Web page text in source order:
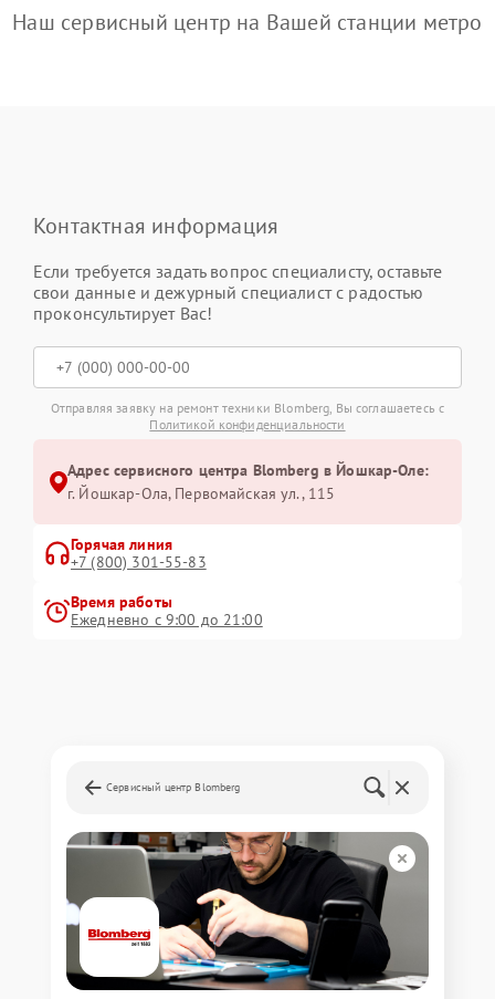
Наш сервисный центр на Вашей станции метро
Контактная информация
Если требуется задать вопрос специалисту, оставьте
свои данные и дежурный специалист с радостью
проконсультирует Вас!
Отправляя заявку на ремонт техники Blomberg, Вы соглашаетесь с
Политикой конфиденциальности
Адрес сервисного центра Blomberg в Йошкар-Оле:
г. Йошкар-Ола, Первомайская ул., 115
Горячая линия
+7 (800) 301-55-83
Время работы
Ежедневно с 9:00 до 21:00
Сервисный центр Blomberg